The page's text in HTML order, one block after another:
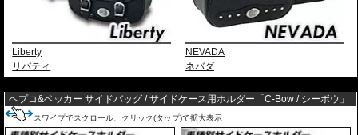
Liberty
リバティ
NEVADA
ネバダ
ヘプコ&ベッカー サイドバッグ / サイドケース用ホルダー「C-Bow / シーボウ」
スワイプでスクロール、クリック(タップ)で拡大表示